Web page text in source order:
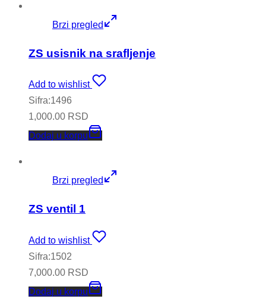
Brzi pregled
ZS usisnik na srafljenje
Add to wishlist
Sifra:1496
1,000.00 RSD
Dodaj u korpu
Brzi pregled
ZS ventil 1
Add to wishlist
Sifra:1502
7,000.00 RSD
Dodaj u korpu